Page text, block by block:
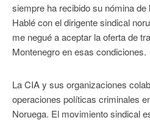
siempre ha recibido su nómina
Hablé con el dirigente sindical
me negué a aceptar la oferta de
Montenegro en esas condiciones.
La CIA y sus organizaciones
operaciones políticas criminales
Noruega. El movimiento sindical